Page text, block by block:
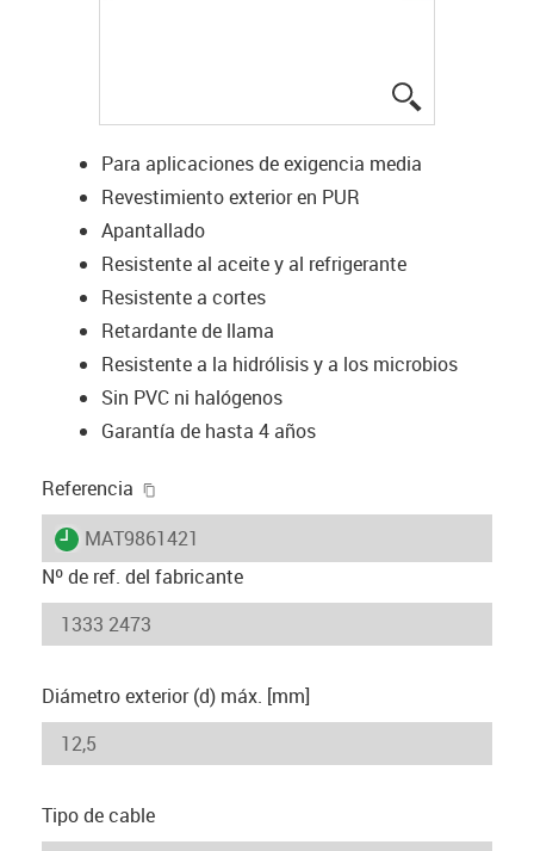
Para aplicaciones de exigencia media
Revestimiento exterior en PUR
Apantallado
Resistente al aceite y al refrigerante
Resistente a cortes
Retardante de llama
Resistente a la hidrólisis y a los microbios
Sin PVC ni halógenos
Garantía de hasta 4 años
Referencia
igus-icon-lieferzeit
MAT9861421
Nº de ref. del fabricante
Diámetro exterior (d) máx. [mm]
Tipo de cable